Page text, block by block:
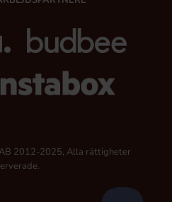
2012-2025, Alla rättigheter